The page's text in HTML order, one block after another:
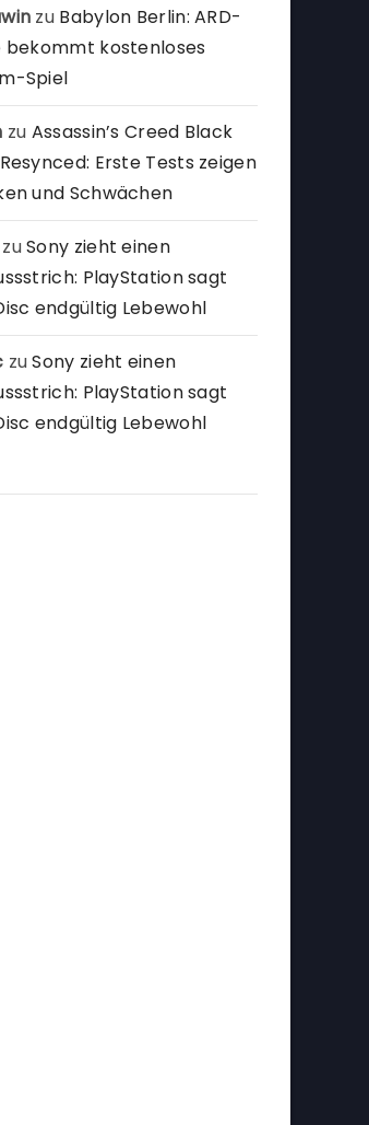
zu Babylon Berlin: ARD-
bekommt kostenloses
Spiel
zu Assassin’s Creed Black
Erste Tests zeigen
und Schwächen
Sony zieht einen
PlayStation sagt
endgültig Lebewohl
zuSony zieht einen
PlayStation sagt
endgültig Lebewohl